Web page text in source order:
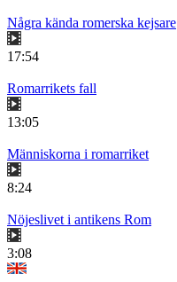
Några kända romerska kejsare
17:54
Romarrikets fall
13:05
Människorna i romarriket
8:24
Nöjeslivet i antikens Rom
3:08